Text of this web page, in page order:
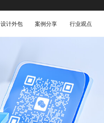
设计外包 案例分享 行业观点